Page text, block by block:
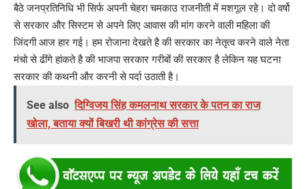
बैठे जनप्रतिनिधि भी सिर्फ अपनी चेहरा चमकाउ राजनीती में मशगूल रहे। दो वर्षो
से सरकार और सिस्टम से अपने लिए आवास की मांग करने वाली महिला की
जिंदगी आज हार गई। हम रोजाना देखते है की सरकार का नेतृत्व करने वाले नेता
मंचो से ढींगे हांकते है की भाजपा सरकार गरीबों की सरकार है लेकिन यह घटना
सरकार की कथनी और करनी से पर्दा उठाती है।
See also दिग्विजय सिंह कमलनाथ सरकार के पतन का राज
खोला, बताया क्यों बिखरी थी कांग्रेस की सत्ता